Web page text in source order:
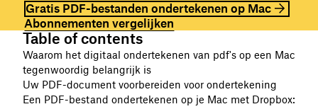
Gratis PDF-bestanden ondertekenen op Mac
Abonnementen vergelijken
Table of contents
Waarom het digitaal ondertekenen van pdf's op een Mac
tegenwoordig belangrijk is
Uw PDF-document voorbereiden voor ondertekening
Een PDF-bestand ondertekenen op je Mac met Dropbox: